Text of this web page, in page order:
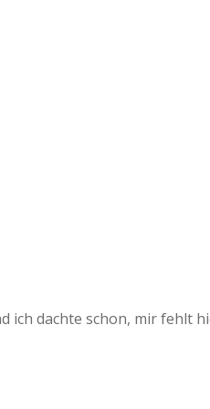
ich dachte schon, mir fehlt